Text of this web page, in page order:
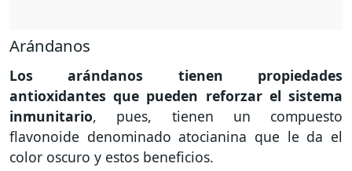
Arándanos
Los arándanos tienen propiedades
antioxidantes que pueden reforzar el sistema
inmunitario, pues, tienen un compuesto
flavonoide denominado atocianina que le da el
color oscuro y estos beneficios.